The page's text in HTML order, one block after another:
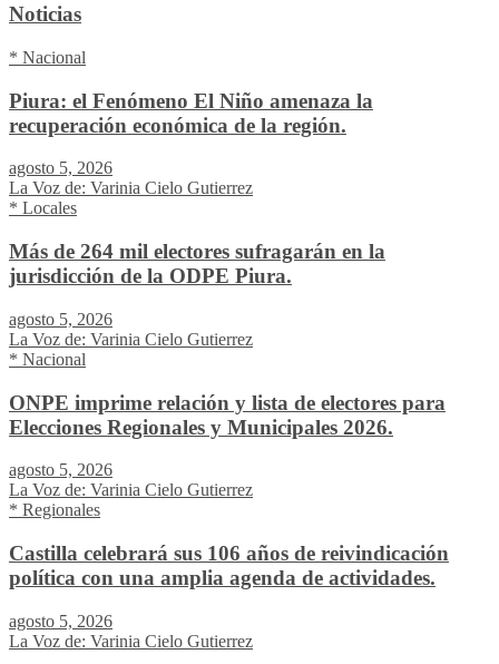
Noticias
* Nacional
Piura: el Fenómeno El Niño amenaza la
recuperación económica de la región.
agosto 5, 2026
La Voz de: Varinia Cielo Gutierrez
* Locales
Más de 264 mil electores sufragarán en la
jurisdicción de la ODPE Piura.
agosto 5, 2026
La Voz de: Varinia Cielo Gutierrez
* Nacional
ONPE imprime relación y lista de electores para
Elecciones Regionales y Municipales 2026.
agosto 5, 2026
La Voz de: Varinia Cielo Gutierrez
* Regionales
Castilla celebrará sus 106 años de reivindicación
política con una amplia agenda de actividades.
agosto 5, 2026
La Voz de: Varinia Cielo Gutierrez